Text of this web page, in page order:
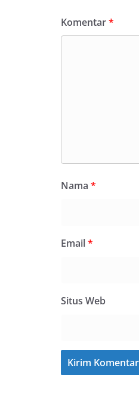
Komentar*
Nama *
Email*
Situs Web